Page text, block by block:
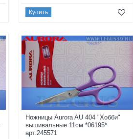
Купить
Ножницы Aurora AU 404 "Хобби"
вышивальные 11см *06195*
арт.245571